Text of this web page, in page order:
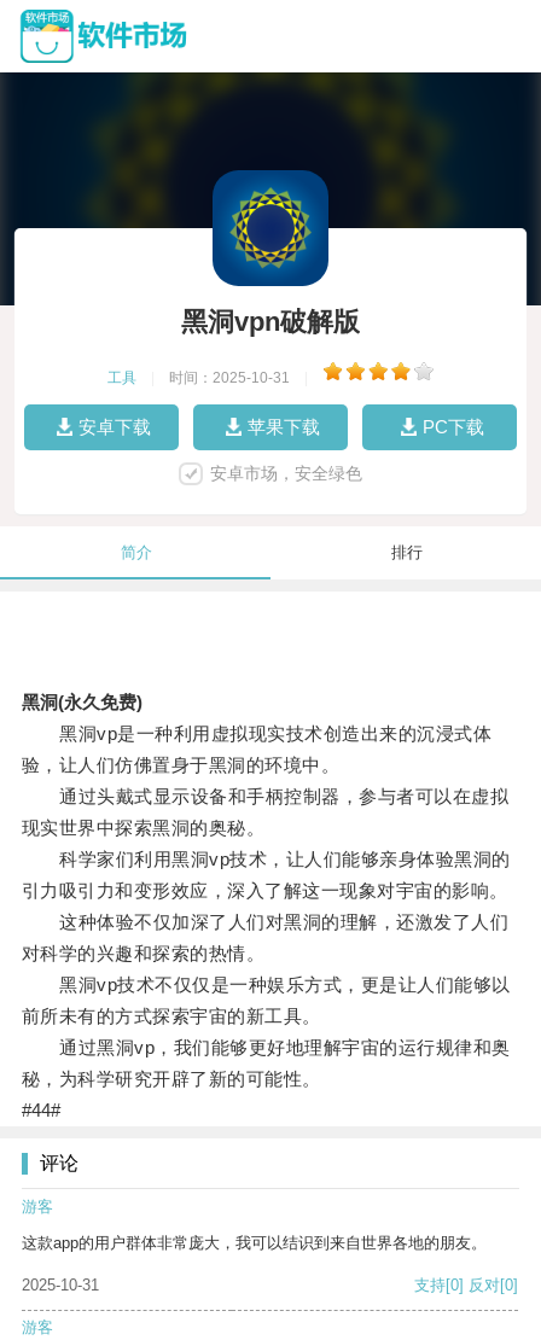
黑洞vpn破解版
工具 时间：2025-10-31
安卓下载 苹果下载 PC下载
安卓市场，安全绿色
简介 排行
黑洞(永久免费)
黑洞vp是一种利用虚拟现实技术创造出来的沉浸式体
验，让人们仿佛置身于黑洞的环境中。
通过头戴式显示设备和手柄控制器，参与者可以在虚拟
现实世界中探索黑洞的奥秘。
科学家们利用黑洞vp技术，让人们能够亲身体验黑洞的
引力吸引力和变形效应，深入了解这一现象对宇宙的影响。
这种体验不仅加深了人们对黑洞的理解，还激发了人们
对科学的兴趣和探索的热情。
黑洞vp技术不仅仅是一种娱乐方式，更是让人们能够以
前所未有的方式探索宇宙的新工具。
通过黑洞vp，我们能够更好地理解宇宙的运行规律和奥
秘，为科学研究开辟了新的可能性。
#44#
评论
游客
这款app的用户群体非常庞大，我可以结识到来自世界各地的朋友。
2025-10-31 支持[0] 反对[0]
游客